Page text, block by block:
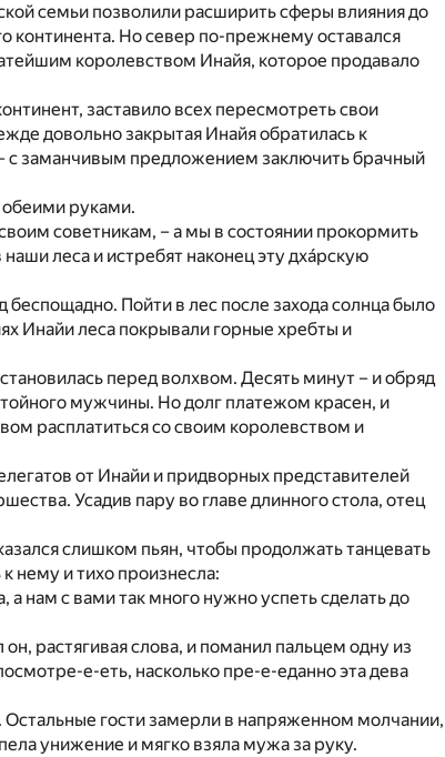
семьи позволили расширить сферы влияния до
континента. Но север по-прежнему оставался
королевством Инайя, которое продавало
заставило всех пересмотреть свои
довольно закрытая Инайя обратилась к
заманчивым предложением заключить брачный
руками.
советникам, – а мы в состоянии прокормить
леса и истребят наконец эту дхáрскую
беспощадно. Пойти в лес после захода солнца было
Инайи леса покрывали горные хребты и
перед волхвом. Десять минут – и обряд
мужчины. Но долг платежом красен, и
расплатиться со своим королевством и
от Инайи и придворных представителей
Усадив пару во главе длинного стола, отец
слишком пьян, чтобы продолжать танцевать
нему и тихо произнесла:
а нам с вами так много нужно успеть сделать до
растягивая слова, и поманил пальцем одну из
е-еть, насколько пре-е-еданно эта дева
Остальные гости замерли в напряженном молчании,
унижение и мягко взяла мужа за руку.